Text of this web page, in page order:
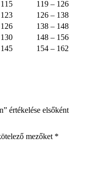
119 – 126
126 – 138
138 – 148
148 – 156
154 – 162
értékelése elsőként
mezőket *